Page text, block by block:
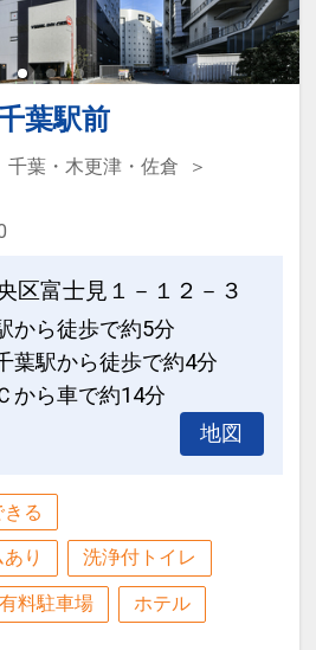
年4月1日～2026年9月
ース番号：DP-1-
葉駅前
千葉・木更津・佐倉
区富士見１－１２－３
から徒歩で約5分
葉駅から徒歩で約4分
から車で約14分
地図
る
り 洗浄付トイレ
有料駐車場 ホテル